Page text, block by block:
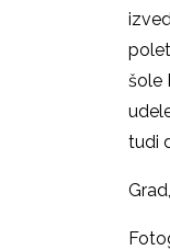
šole
tudi